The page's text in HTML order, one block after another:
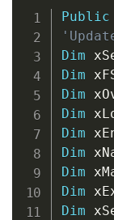
Public
Dim
Dim
Dim
Dim
Dim
Dim
Dim
Dim
Dim